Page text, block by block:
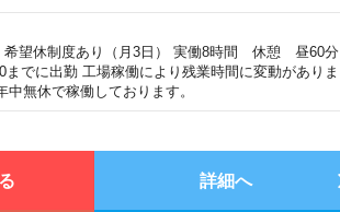
希望休制度あり（月3日） 実働8時間 休憩 昼60分
でに出勤 工場稼働により残業時間に変動がありま
無休で稼働しております。
詳細へ